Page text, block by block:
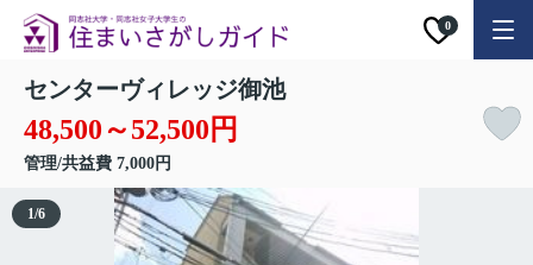
0
センターヴィレッジ御池
48,500～52,500円
管理/共益費 7,000円
1/6